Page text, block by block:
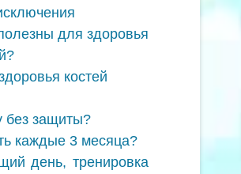
для здоровья
костей
без защиты?
каждые 3 месяца?
день, тренировка